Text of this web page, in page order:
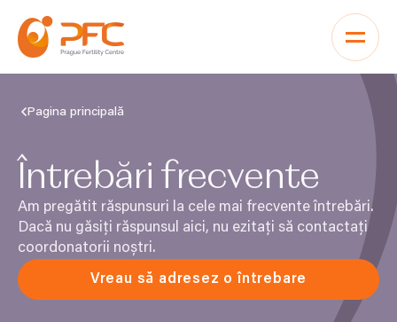
Pagina principală
Întrebări frecvente
Am pregătit răspunsuri la cele mai frecvente întrebări.
Dacă nu găsiți răspunsul aici, nu ezitați să contactați
coordonatorii noștri.
Vreau să adresez o întrebare